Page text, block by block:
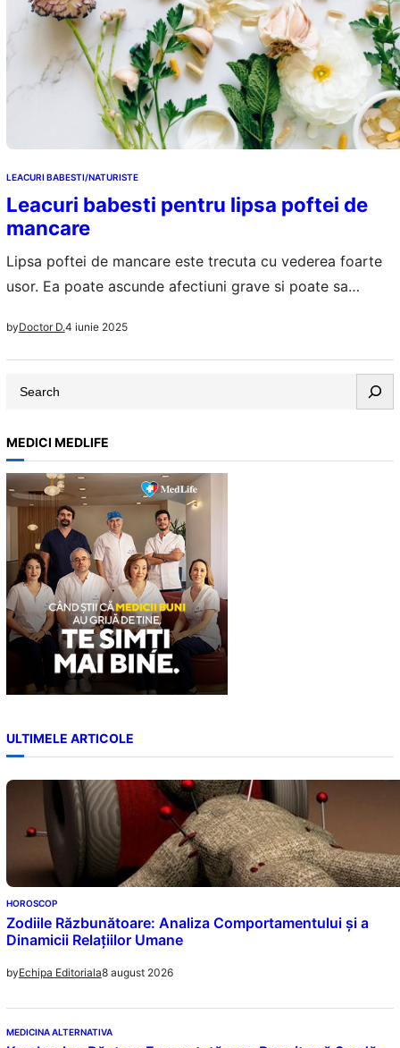
LEACURI BABESTI/NATURISTE
Leacuri babesti pentru lipsa poftei de
mancare
Lipsa poftei de mancare este trecuta cu vederea foarte
usor. Ea poate ascunde afectiuni grave si poate sa
si motivul aparitiei sale. Leacurile babesti ar putea ajuta
cand te confrunti cu ea, atat pentru a reduce din
simptomatologia asociata, cat si pentru a preveni…
byDoctor D.4 iunie 2025
a
r
c
h
MEDICI MEDLIFE
ULTIMELE ARTICOLE
HOROSCOP
Zodiile Răzbunătoare: Analiza Comportamentului și a
Dinamicii Relațiilor Umane
byEchipa Editoriala8 august 2026
MEDICINA ALTERNATIVA